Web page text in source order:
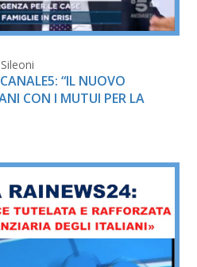
“IL NUOVO
CON I MUTUI PER LA